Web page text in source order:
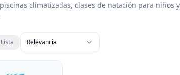
piscinas climatizadas, clases de natación para niños y
Lista Relevancia